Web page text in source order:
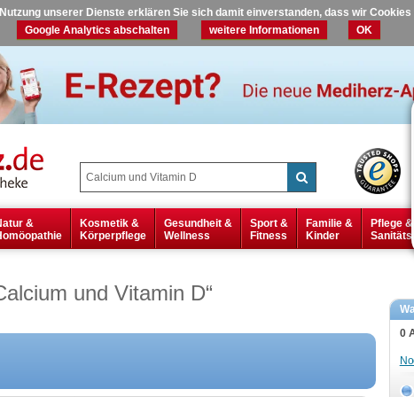
unserer Dienste erklären Sie sich damit einverstanden, dass wir
Google Analytics abschalten
weitere Informationen OK
&
Kosmetik &
Körperpflege
Gesundheit &
Wellness
Sport &
Fitness
Familie &
Kinder
Pflege &
und Vitamin D“
0